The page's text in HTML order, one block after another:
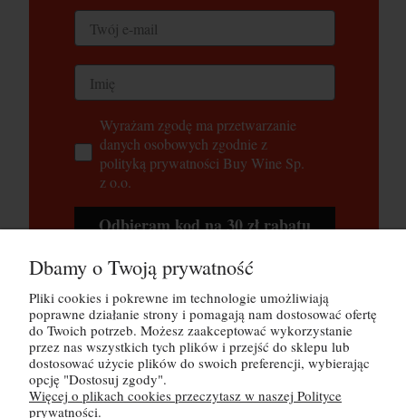
Wyrażam zgodę ma przetwarzanie
danych osobowych zgodnie z
polityką prywatności Buy Wine Sp.
z o.o.
Odbieram kod na 30 zł rabatu
Tutaj możesz zapoznać się z
prywatności
POMOC
MOJE KONTO
Dbamy o Twoją prywatność
Pliki cookies i pokrewne im technologie umożliwiają
poprawne działanie strony i pomagają nam dostosować ofertę
do Twoich potrzeb. Możesz zaakceptować wykorzystanie
przez nas wszystkich tych plików i przejść do sklepu lub
dostosować użycie plików do swoich preferencji, wybierając
opcję "Dostosuj zgody".
Więcej o plikach cookies przeczytasz w naszej Polityce
prywatności.